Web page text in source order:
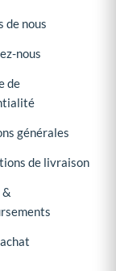
de nous
nous
de
générales
de livraison
&